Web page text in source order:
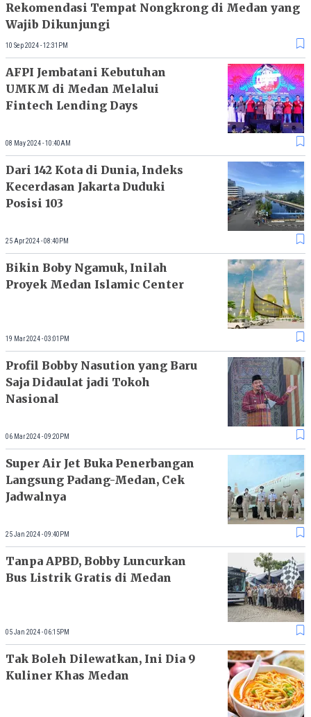
Rekomendasi Tempat Nongkrong di Medan yang
Wajib Dikunjungi
10 Sep 2024 - 12:31PM
AFPI Jembatani Kebutuhan
UMKM di Medan Melalui
Fintech Lending Days
08 May 2024 - 10:40AM
Dari 142 Kota di Dunia, Indeks
Kecerdasan Jakarta Duduki
Posisi 103
25 Apr 2024 - 08:40PM
Bikin Boby Ngamuk, Inilah
Proyek Medan Islamic Center
19 Mar 2024 - 03:01PM
Profil Bobby Nasution yang Baru
Saja Didaulat jadi Tokoh
Nasional
06 Mar 2024 - 09:20PM
Super Air Jet Buka Penerbangan
Langsung Padang-Medan, Cek
Jadwalnya
25 Jan 2024 - 09:40PM
Tanpa APBD, Bobby Luncurkan
Bus Listrik Gratis di Medan
05 Jan 2024 - 06:15PM
Tak Boleh Dilewatkan, Ini Dia 9
Kuliner Khas Medan